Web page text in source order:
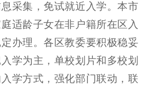
采集，免试就近入学。本市
适龄子女在非户籍所在区入
办理。各区教委要积极稳妥
学为主，单校划片和多校划
学方式，强化部门联动，联